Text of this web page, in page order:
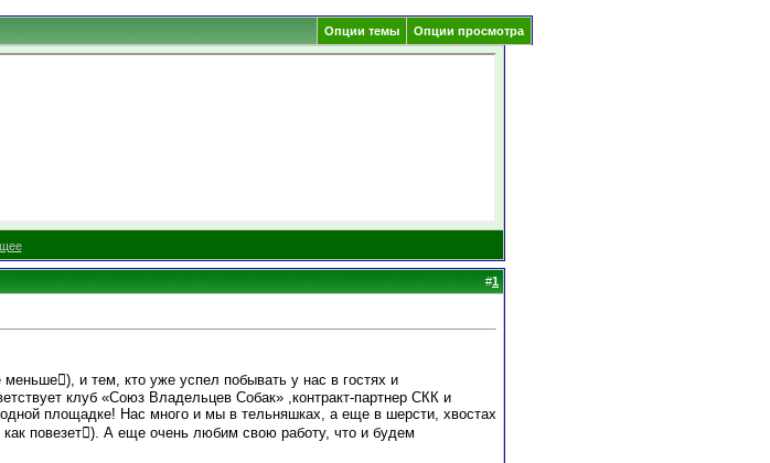
Опции темы Опции просмотра
#1
и тем, кто уже успел побывать у нас в гостях и
клуб «Союз Владельцев Собак» ,контракт-партнер СКК и
площадке! Нас много и мы в тельняшках, а еще в шерсти, хвостах
повезет). А еще очень любим свою работу, что и будем